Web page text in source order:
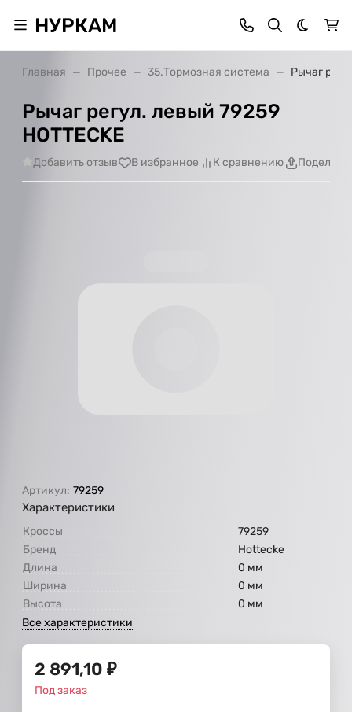
НУРКАМ Темная
Главная Прочее 35.Тормозная система Рычаг
Рычаг регул. левый 79259
HOTTECKE
Добавить отзыв В избранное К сравнению
Артикул: 79259
Характеристики
Кроссы
79259
Бренд
Hottecke
Длина
0 мм
Ширина
0 мм
Высота
0 мм
Все характеристики
2 891,10 ₽
Под заказ